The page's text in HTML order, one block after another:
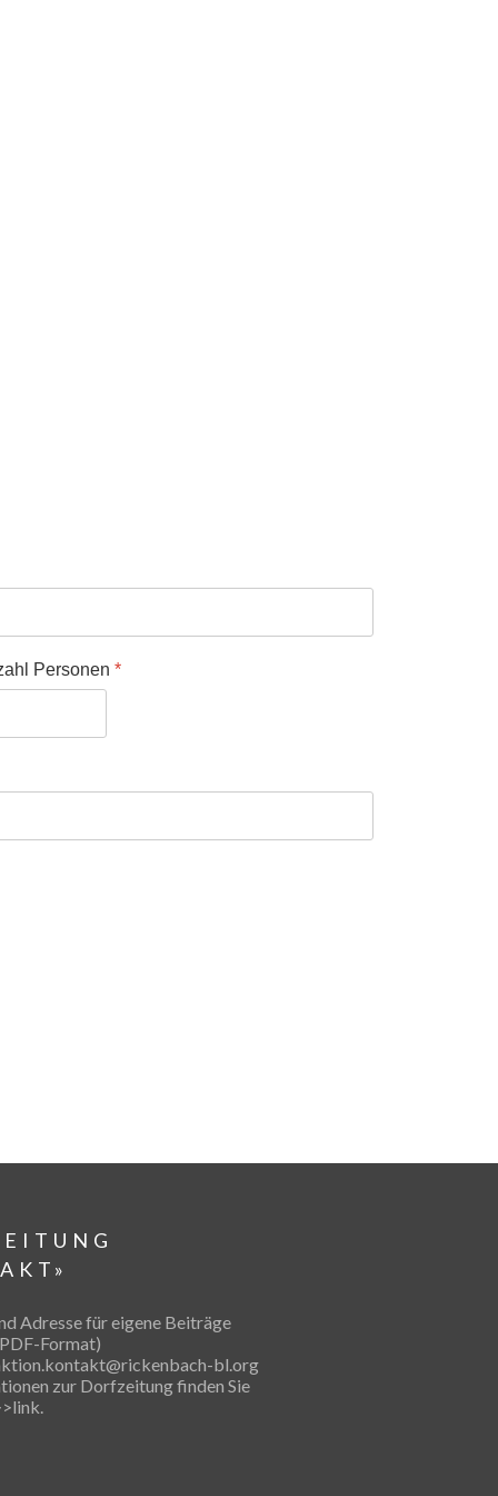
Personen *
Adresse für eigene Beiträge
Format)
bl.org
zur Dorfzeitung finden Sie